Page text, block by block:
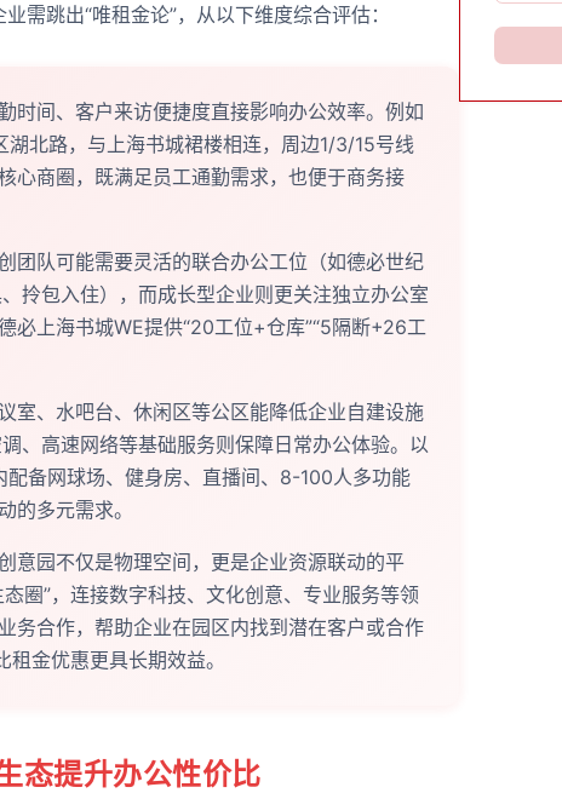
需跳出“唯租金论”，从以下维度综合评估：
时间、客户来访便捷度直接影响办公效率。例如
湖北路，与上海书城裙楼相连，周边1/3/15号线
心商圈，既满足员工通勤需求，也便于商务接
团队可能需要灵活的联合办公工位（如德必世纪
拎包入住），而成长型企业则更关注独立办公室
必上海书城WE提供“20工位+仓库”“5隔断+26工
室、水吧台、休闲区等公区能降低企业自建设施
、高速网络等基础服务则保障日常办公体验。以
配备网球场、健身房、直播间、8-100人多功能
的多元需求。
意园不仅是物理空间，更是企业资源联动的平
圈”，连接数字科技、文化创意、专业服务等领
务合作，帮助企业在园区内找到潜在客户或合作
金优惠更具长期效益。
态提升办公性价比